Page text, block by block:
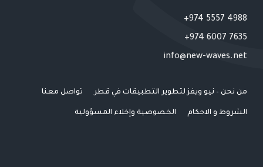
4988 5557 974+
7635 6007 974+
info@new-waves.net
من نحن – نيو ويفز لتطوير التطبيقات في قطر تواصل معنا
الشروط و الاحكام الخصوصية وإخلاء المسؤولية